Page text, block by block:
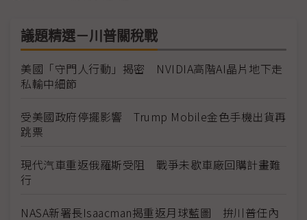
議題精選－川普關稅戰
美國「守門人行動」揭密 NVIDIA高階AI晶片地下走
私輸中細節
受美國政府停擺影響 Trump Mobile金色手機出貨再
跳票
現代汽車重返俄羅斯受阻 戰爭未歇車廠回購計畫難
行
NASA新署長Isaacman揭重返月球藍圖 拚川普任內